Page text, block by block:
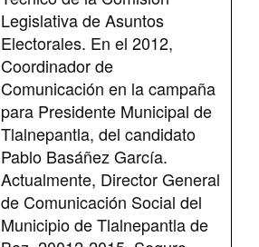
Legislativa de Asuntos
Electorales. En el 2012,
Coordinador de
Comunicación en la campaña
para Presidente Municipal de
Tlalnepantla, del candidato
Pablo Basáñez García.
Actualmente, Director General
de Comunicación Social del
Municipio de Tlalnepantla de